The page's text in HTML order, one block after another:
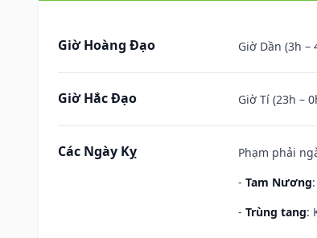
Giờ Hoàng Đạo Giờ Dần (3h –
Giờ Hắc Đạo Giờ Tí (23h –
Các Ngày Kỵ
Phạm phải
- Tam Nương
- Trùng tang: